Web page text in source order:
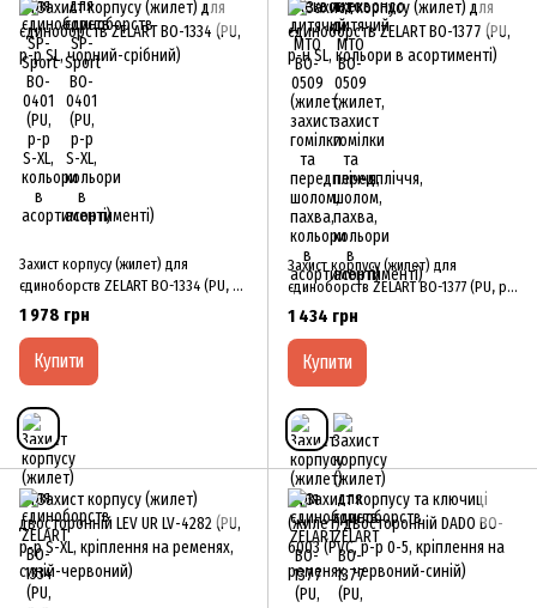
Захист корпусу (жилет) для
єдиноборств ZELART BO-1334 (PU, р-
р SL, чорний-срібний)
1 978 грн
Купити
Захист корпусу (жилет) для
єдиноборств ZELART BO-1377 (PU, р-
н SL, кольори в асортименті)
1 434 грн
Купити